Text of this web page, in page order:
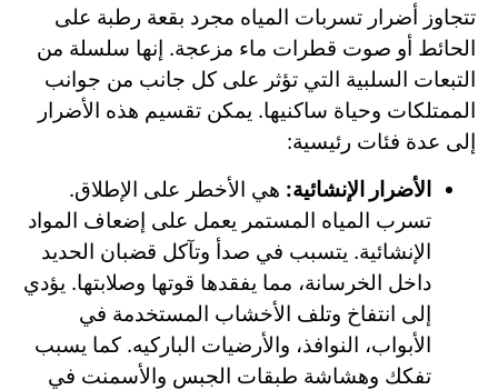
تتجاوز أضرار تسربات المياه مجرد بقعة رطبة على
الحائط أو صوت قطرات ماء مزعجة. إنها سلسلة من
التبعات السلبية التي تؤثر على كل جانب من جوانب
الممتلكات وحياة ساكنيها. يمكن تقسيم هذه الأضرار
إلى عدة فئات رئيسية:
الأضرار الإنشائية: هي الأخطر على الإطلاق.
تسرب المياه المستمر يعمل على إضعاف المواد
الإنشائية. يتسبب في صدأ وتآكل قضبان الحديد
داخل الخرسانة، مما يفقدها قوتها وصلابتها. يؤدي
إلى انتفاخ وتلف الأخشاب المستخدمة في
الأبواب، النوافذ، والأرضيات الباركيه. كما يسبب
تفكك وهشاشة طبقات الجبس والأسمنت في